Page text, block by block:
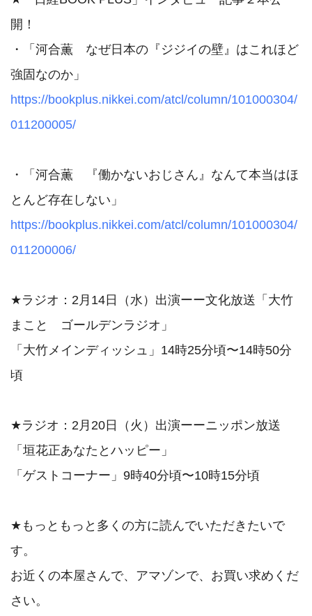
開！
・「河合薫　なぜ日本の『ジジイの壁』はこれほど
https://bookplus.nikkei.com/atcl/column/101000304/
011200005/
・「河合薫　『働かないおじさん』なんて本当はほ
https://bookplus.nikkei.com/atcl/column/101000304/
011200006/
★ラジオ：2月14日（水）出演ーー文化放送「大竹
まこと　ゴールデンラジオ」
「大竹メインディッシュ」14時25分頃〜14時50分
頃
★ラジオ：2月20日（火）出演ーーニッポン放送
「垣花正あなたとハッピー」
「ゲストコーナー」9時40分頃〜10時15分頃
★もっともっと多くの方に読んでいただきたいで
す。
お近くの本屋さんで、アマゾンで、お買い求めくだ
さい。